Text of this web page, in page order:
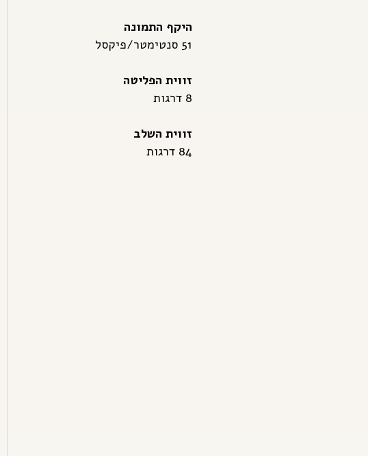
היקף התמונה
51 סנטימטר/פיקסל
זווית הפליטה
8 דרגות
זווית השלב
84 דרגות